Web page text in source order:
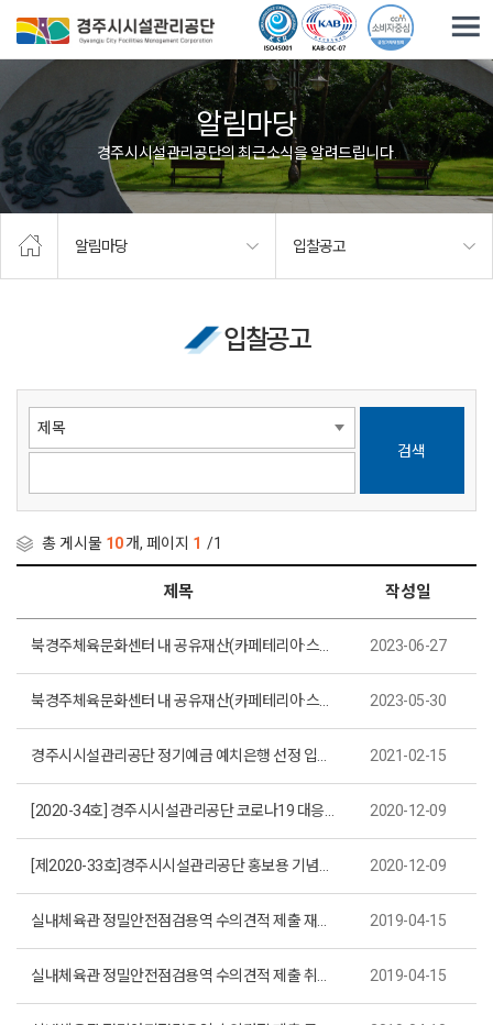
알림마당
경주시시설관리공단의 최근소식을 알려드립니다.
알림마당 입찰공고
입찰공고
검색
총 게시물 10개, 페이지 1 /1
제목 작성일
북경주체육문화센터 내 공유재산(카페테리아·스포츠용품점) 사용·수익허가 입찰 공고(재공고)(제2023-20호) 2023-06-27
북경주체육문화센터 내 공유재산(카페테리아·스포츠용품점) 사용·수익허가 입찰 공고(제2023-17호) 2023-05-30
2021-02-15
[2020-34호] 경주시시설관리공단 코로나19 대응백서 디자인 및 책자 제작 2020-12-09
2020-12-09
2019-04-15
2019-04-15